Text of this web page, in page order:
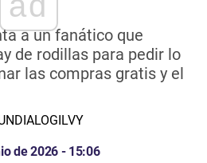
a un fanático que
de rodillas para pedir lo
las compras gratis y el
de 2026 - 15:06